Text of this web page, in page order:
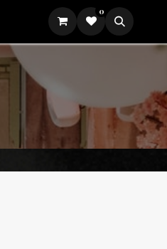
0